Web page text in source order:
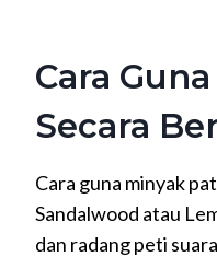
Cara
Secara
Cara guna minyak
Sandalwood atau
dan radang peti